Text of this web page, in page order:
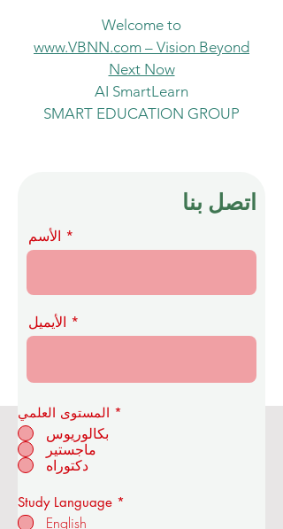
Welcome to
www.VBNN.com – Vision Beyond
Next Now
AI SmartLearn
SMART EDUCATION GROUP
أكاديمية OUS الملكية للاقتصاد
اتصل بنا
الأسم
الأيميل
المستوى العلمي *
بكالوريوس
ماجستير
دكتوراه
Study Language *
English